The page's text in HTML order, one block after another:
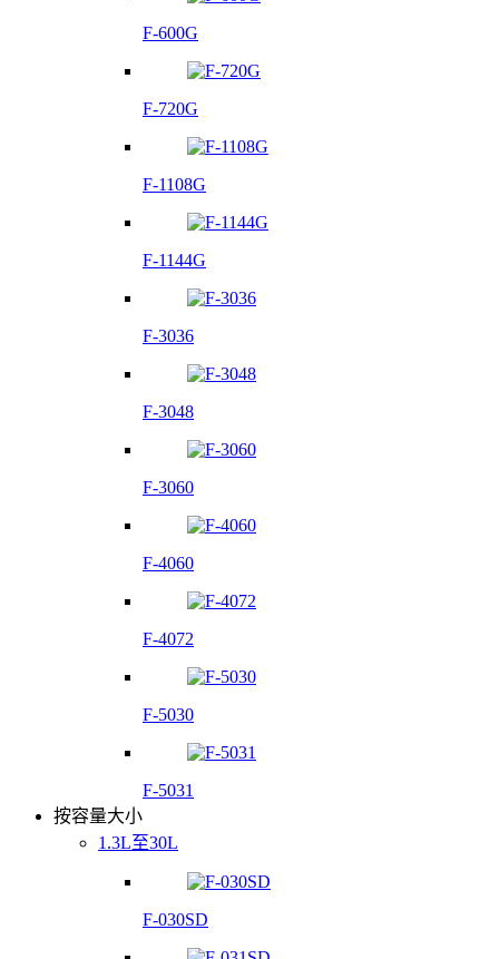
F-600G
F-720G
F-1108G
F-1144G
F-3036
F-3048
F-3060
F-4060
F-4072
F-5030
F-5031
按容量大小
1.3L至30L
F-030SD